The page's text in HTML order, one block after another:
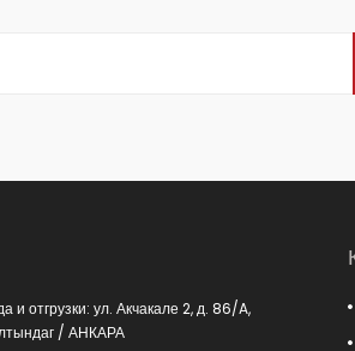
и отгрузки: ул. Акчакале 2, д. 86/A,
/ АНКАРА